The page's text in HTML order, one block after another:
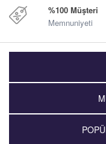
%100 Müşteri
Memnuniyeti